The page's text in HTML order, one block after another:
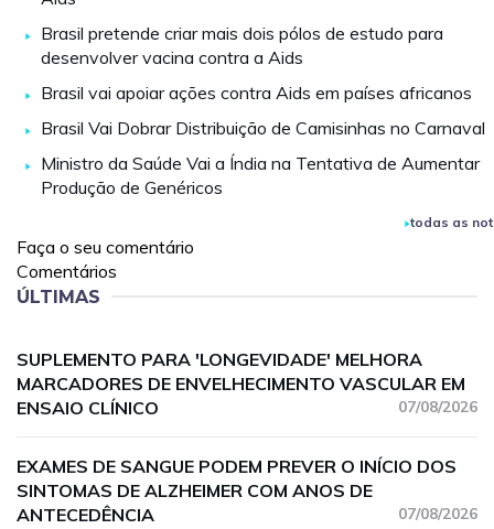
Brasil pretende criar mais dois pólos de estudo para
desenvolver vacina contra a Aids
Brasil vai apoiar ações contra Aids em países africanos
Brasil Vai Dobrar Distribuição de Camisinhas no Carnaval
Ministro da Saúde Vai a Índia na Tentativa de Aumentar
Produção de Genéricos
todas as
Faça o seu comentário
Comentários
ÚLTIMAS
SUPLEMENTO PARA 'LONGEVIDADE' MELHORA
MARCADORES DE ENVELHECIMENTO VASCULAR EM
ENSAIO CLÍNICO
07/08/2026
EXAMES DE SANGUE PODEM PREVER O INÍCIO DOS
SINTOMAS DE ALZHEIMER COM ANOS DE
ANTECEDÊNCIA
07/08/2026